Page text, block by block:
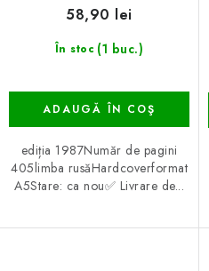
În stoc (1 buc.)
58,90 lei
ADAUGĂ ÎN COŞ
ediția 1987Număr de pagini
405limba rusăHardcoverformat
A5Stare: ca nou✅ Livrare de...